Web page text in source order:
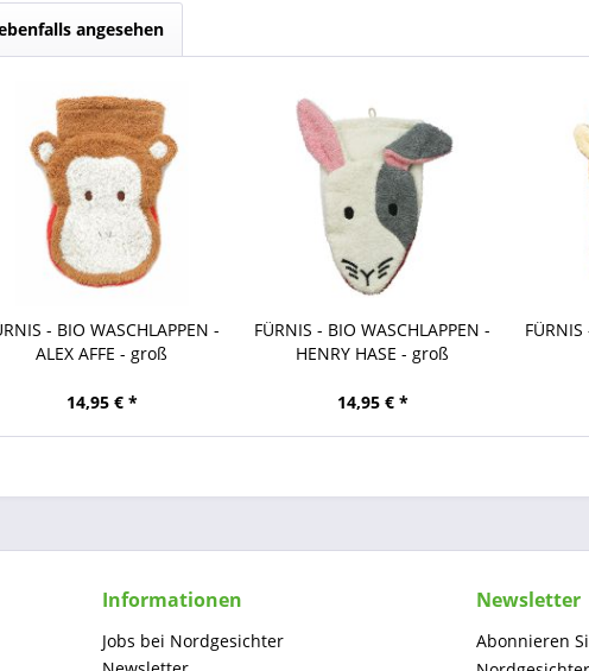
angesehen
- BIO WASCHLAPPEN -
ALEX AFFE - groß
14,95 € *
FÜRNIS - BIO WASCHLAPPEN -
HENRY HASE - groß
14,95 € *
Informationen
Jobs bei Nordgesichter
Newsletter
Abonnieren